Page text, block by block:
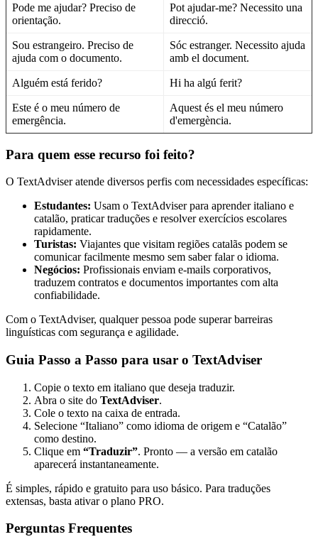
Pode me ajudar? Preciso de
orientação.
Pot ajudar-me? Necessito una
direcció.
Sou estrangeiro. Preciso de
ajuda com o documento.
Sóc estranger. Necessito ajuda
amb el document.
Alguém está ferido? Hi ha algú ferit?
Este é o meu número de
emergência.
Aquest és el meu número
d'emergència.
Para quem esse recurso foi feito?
O TextAdviser atende diversos perfis com necessidades específicas:
Estudantes: Usam o TextAdviser para aprender italiano e
catalão, praticar traduções e resolver exercícios escolares
rapidamente.
Turistas: Viajantes que visitam regiões catalãs podem se
comunicar facilmente mesmo sem saber falar o idioma.
Negócios: Profissionais enviam e-mails corporativos,
traduzem contratos e documentos importantes com alta
confiabilidade.
Com o TextAdviser, qualquer pessoa pode superar barreiras
linguísticas com segurança e agilidade.
Guia Passo a Passo para usar o TextAdviser
Copie o texto em italiano que deseja traduzir.
Abra o site do TextAdviser.
Cole o texto na caixa de entrada.
Selecione “Italiano” como idioma de origem e “Catalão”
como destino.
Clique em “Traduzir”. Pronto — a versão em catalão
aparecerá instantaneamente.
É simples, rápido e gratuito para uso básico. Para traduções
extensas, basta ativar o plano PRO.
Perguntas Frequentes